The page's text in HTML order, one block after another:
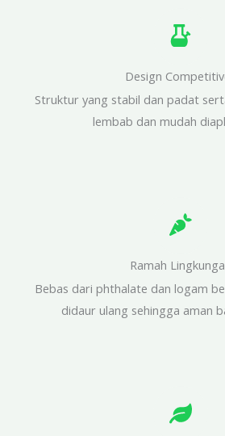
Design
Struktur yang stabil dan padat
lembab dan mudah
Ramah
Bebas dari phthalate dan logam
didaur ulang sehingga aman